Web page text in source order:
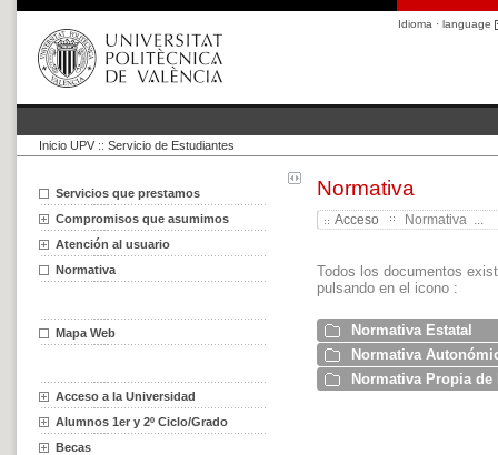
Idioma · language
Inicio UPV :: Servicio de Estudiantes
Servicios que prestamos
Compromisos que asumimos
Atención al usuario
Normativa
Mapa Web
Acceso a la Universidad
Alumnos 1er y 2º Ciclo/Grado
Becas
Normativa
Acceso Normativa ...
Todos los documentos
pulsando en el icono :
Normativa Estatal
Normativa
Normativa Propia